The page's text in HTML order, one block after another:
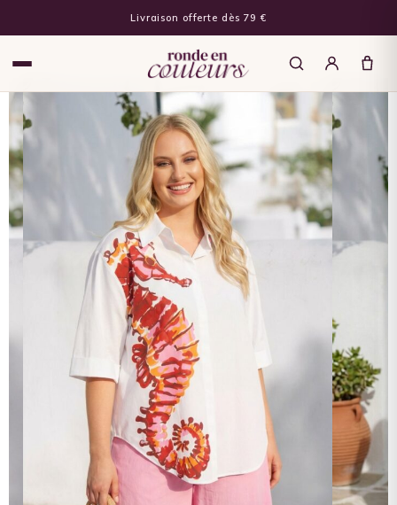
Livraison offerte dès 79 €